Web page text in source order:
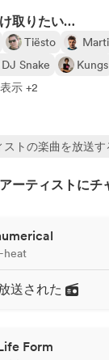
取りたい…
Tiësto
DJ Snake Kungs
示 +2
トの楽曲を放送す
ーティストにチ
heat
送された
Form